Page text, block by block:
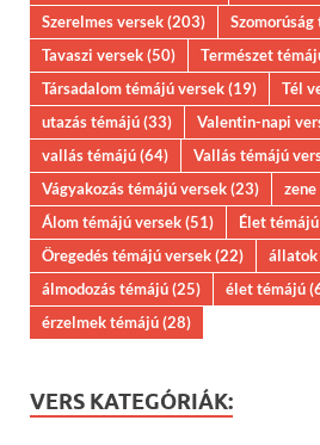
Szerelmes versek(203)
Tavaszi versek(50) Természet
Társadalom témájú versek(19) Tél
utazás témájú(33) Valentin-napi
vallás témájú(64) Vallás témájú
Vágyakozás témájú versek(23)
Álom témájú versek(51) Élet
Öregedés témájú versek(22)
álmodozás témájú(25) élet témájú
érzelmek témájú(28)
VERS KATEGÓRIÁK: